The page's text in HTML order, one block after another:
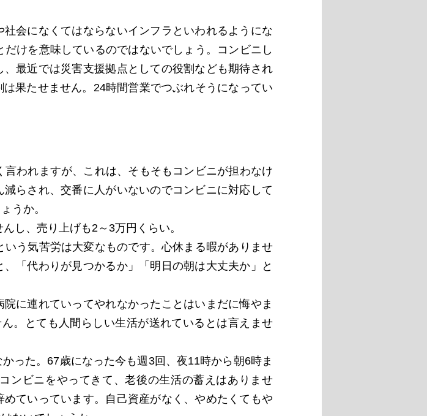
会になくてはならないインフラといわれるようにな
けを意味しているのではないでしょう。コンビニし
最近では災害支援拠点としての役割なども期待され
果たせません。24時間営業でつぶれそうになってい
われますが、これは、そもそもコンビニが担わなけ
らされ、交番に人がいないのでコンビニに対応して
うか。
し、売り上げも2～3万円くらい。
う気苦労は大変なものです。心休まる暇がありませ
「代わりが見つかるか」「明日の朝は大丈夫か」と
に連れていってやれなかったことはいまだに悔やま
。とても人間らしい生活が送れているとは言えませ
った。67歳になった今も週3回、夜11時から朝6時ま
ンビニをやってきて、老後の生活の蓄えはありませ
ていっています。自己資産がなく、やめたくてもや